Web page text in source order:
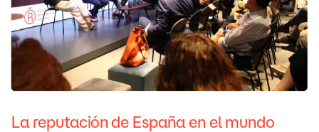
La reputaciónde España enel mundo